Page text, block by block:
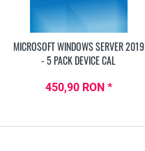
MICROSOFT WINDOWS SERVER 2019
- 5 PACK DEVICE CAL
450,90 RON *